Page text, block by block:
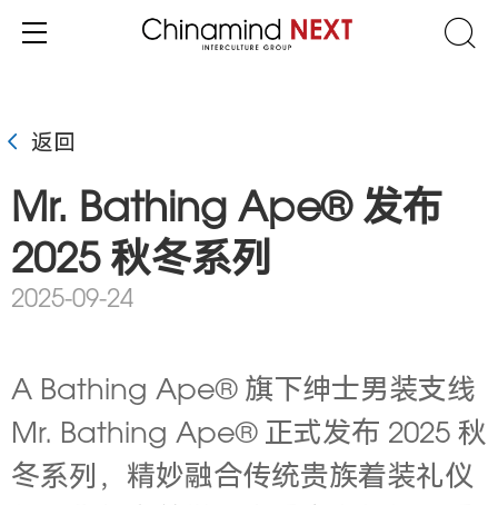
返回
Mr. Bathing Ape® 发布
2025 秋冬系列
2025-09-24
A Bathing Ape® 旗下绅士男装支线
Mr. Bathing Ape® 正式发布 2025 秋
冬系列，精妙融合传统贵族着装礼仪